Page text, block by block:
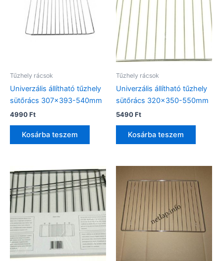
Tűzhely rácsok
Univerzális állítható tűzhely
sütőrács 307×393-540mm
4990Ft
Kosárba teszem
Tűzhely rácsok
Univerzális állítható tűzhely
sütőrács 320×350-550mm
5490Ft
Kosárba teszem